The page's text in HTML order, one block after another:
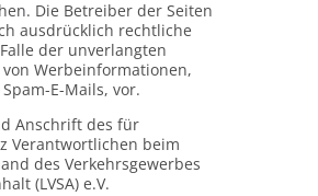
Die Betreiber der Seiten
ausdrücklich rechtliche
der unverlangten
Werbeinformationen,
E-Mails, vor.
Anschrift des für
Verantwortlichen beim
des Verkehrsgewerbes
(LVSA) e.V.